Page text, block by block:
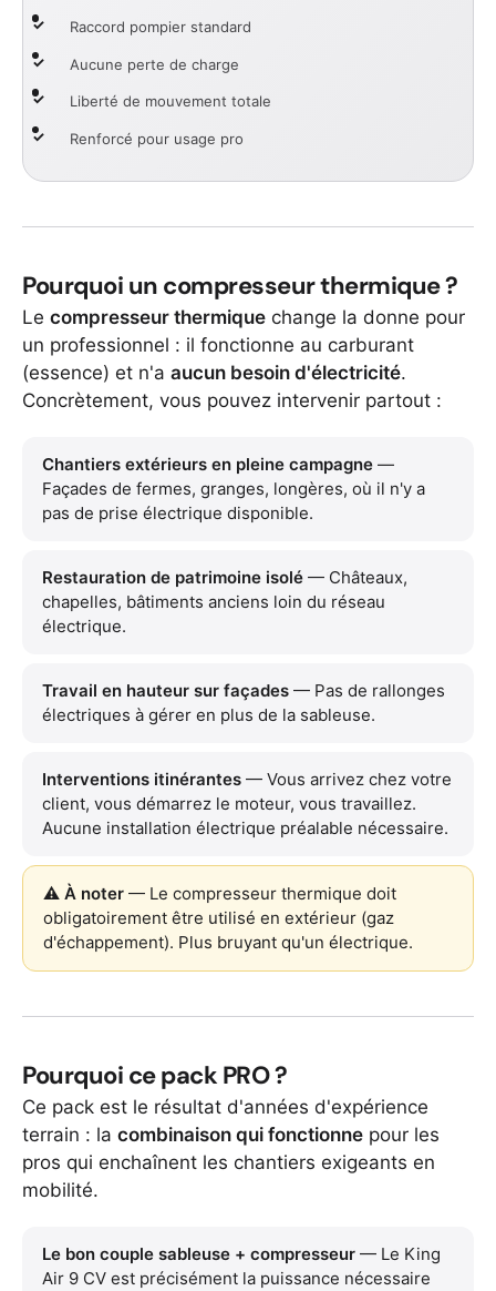
Raccord pompier standard
Aucune perte de charge
Liberté de mouvement totale
Renforcé pour usage pro
Pourquoi un compresseur thermique ?
Le compresseur thermique change la donne pour
un professionnel : il fonctionne au carburant
(essence) et n'a aucun besoin d'électricité.
Concrètement, vous pouvez intervenir partout :
Chantiers extérieurs en pleine campagne —
Façades de fermes, granges, longères, où il n'y a
pas de prise électrique disponible.
Restauration de patrimoine isolé — Châteaux,
chapelles, bâtiments anciens loin du réseau
électrique.
Travail en hauteur sur façades — Pas de rallonges
électriques à gérer en plus de la sableuse.
Interventions itinérantes — Vous arrivez chez votre
client, vous démarrez le moteur, vous travaillez.
Aucune installation électrique préalable nécessaire.
⚠️ À noter — Le compresseur thermique doit
obligatoirement être utilisé en extérieur (gaz
d'échappement). Plus bruyant qu'un électrique.
Pourquoi ce pack PRO ?
Ce pack est le résultat d'années d'expérience
terrain : la combinaison qui fonctionne pour les
pros qui enchaînent les chantiers exigeants en
mobilité.
Le bon couple sableuse + compresseur — Le King
Air 9 CV est précisément la puissance nécessaire